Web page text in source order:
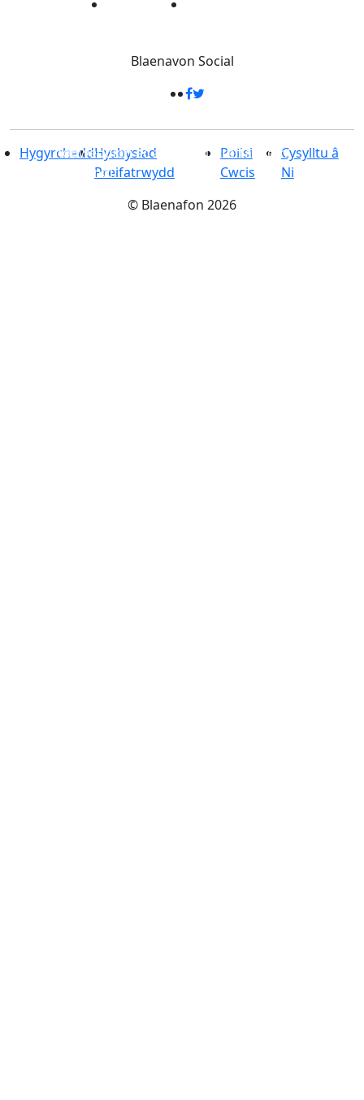
33 cilomedr sgwâr - Dan ei sang â
nodweddion ac atyniadau treftadaeth
syfrdanol
Blaenavon Social
HygyrcheddHysbysiad
Preifatrwydd
Polisi
Cwcis
Cysylltu â
Ni
© Blaenafon 2026